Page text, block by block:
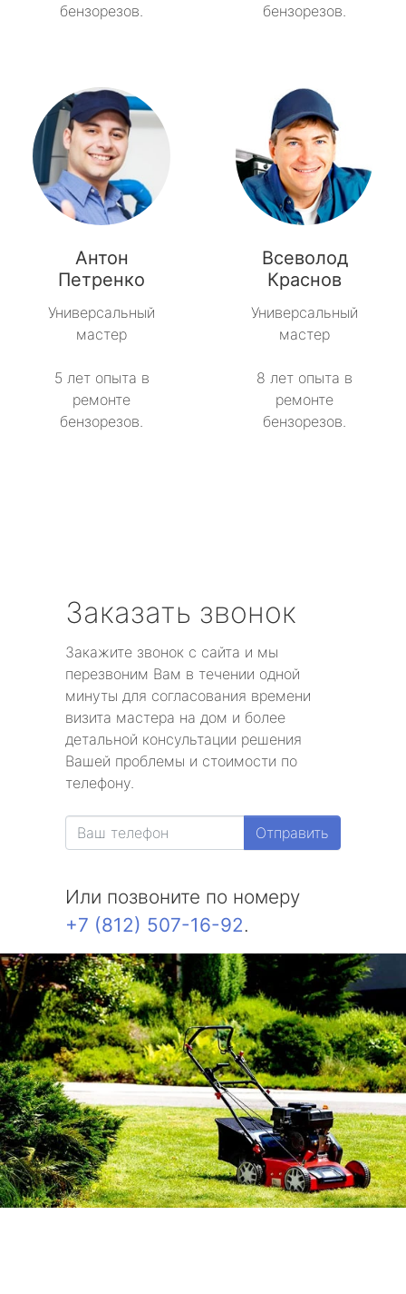
бензорезов.
бензорезов.
Антон
Петренко
Универсальный
мастер
5 лет опыта в
ремонте
бензорезов.
Всеволод
Краснов
Универсальный
мастер
8 лет опыта в
ремонте
бензорезов.
Заказать звонок
Закажите звонок с сайта и мы
перезвоним Вам в течении одной
минуты для согласования времени
визита мастера на дом и более
детальной консультации решения
Вашей проблемы и стоимости по
телефону.
Отправить
Или позвоните по номеру
+7 (812) 507-16-92.